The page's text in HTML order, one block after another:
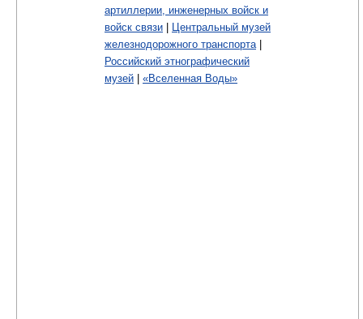
артиллерии, инженерных войск и
войск связи
Центральный музей
железнодорожного транспорта|
Российский этнографический
музей
«Вселенная Воды»